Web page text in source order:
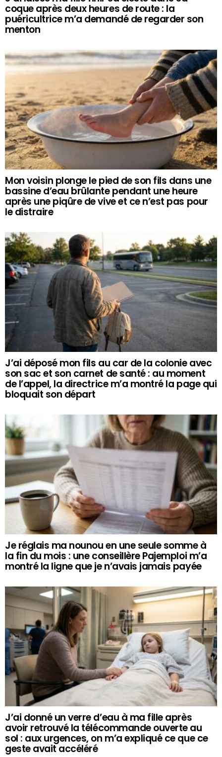
coque après deux heures de route : la
puéricultrice m’a demandé de regarder son
menton
Mon voisin plonge le pied de son fils dans une
bassine d’eau brûlante pendant une heure
après une piqûre de vive et ce n’est pas pour
le distraire
J’ai déposé mon fils au car de la colonie avec
son sac et son carnet de santé : au moment
de l’appel, la directrice m’a montré la page qui
bloquait son départ
Je réglais ma nounou en une seule somme à
la fin du mois : une conseillère Pajemploi m’a
montré la ligne que je n’avais jamais payée
J’ai donné un verre d’eau à ma fille après
avoir retrouvé la télécommande ouverte au
sol : aux urgences, on m’a expliqué ce que ce
geste avait accéléré